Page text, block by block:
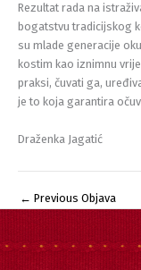
Rezultat rada na
bogatstvu tradicijskog
su mlade generacije
kostim kao iznimnu
praksi, čuvati ga,
je to koja garantira
Draženka Jagatić
← Previous Objava